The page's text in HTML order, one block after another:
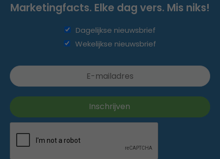
Marketingfacts. Elke dag vers. Mis niks!
Dagelijkse nieuwsbrief
Wekelijkse nieuwsbrief